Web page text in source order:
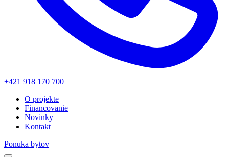
+421 918 170 700
O projekte
Financovanie
Novinky
Kontakt
Ponuka bytov